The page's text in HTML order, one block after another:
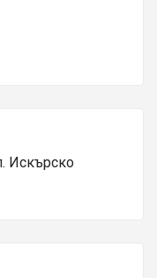
Искърско